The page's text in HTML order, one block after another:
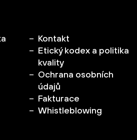
Kontakt
Etický kodex a politika
kvality
Ochrana osobních
údajů
Fakturace
Whistleblowing